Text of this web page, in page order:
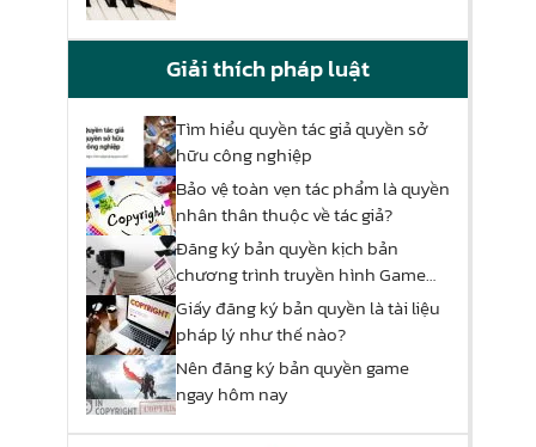
Giải thích pháp luật
Tìm hiểu quyền tác giả quyền sở
hữu công nghiệp
Bảo vệ toàn vẹn tác phẩm là quyền
nhân thân thuộc về tác giả?
Đăng ký bản quyền kịch bản
chương trình truyền hình Game
show
Giấy đăng ký bản quyền là tài liệu
pháp lý như thế nào?
Nên đăng ký bản quyền game
ngay hôm nay